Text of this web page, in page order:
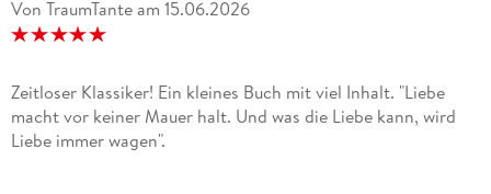
Von TraumTante am 15.06.2026
Zeitloser Klassiker! Ein kleines Buch mit viel Inhalt. "Liebe
macht vor keiner Mauer halt. Und was die Liebe kann, wird
Liebe immer wagen".